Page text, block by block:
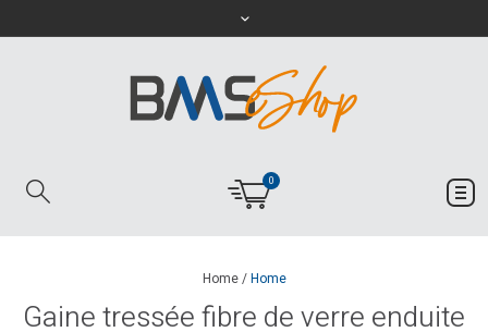
0
Home/Home
Gaine tressée fibre de verre enduite